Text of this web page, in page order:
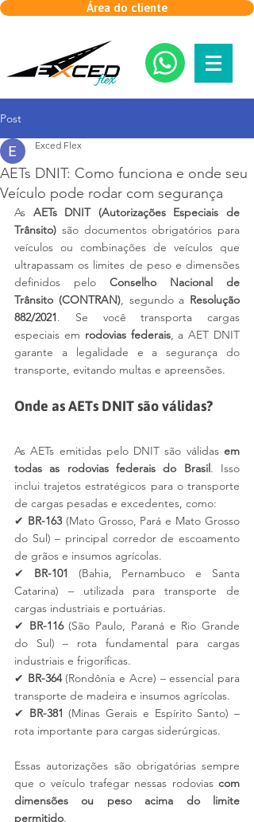
Área do cliente
Post
AETs DNIT: Como funciona e onde seu
Veículo pode rodar com segurança
Exced Flex
As AETs DNIT (Autorizações Especiais de
Trânsito) são documentos obrigatórios para
veículos ou combinações de veículos que
ultrapassam os limites de peso e dimensões
definidos pelo Conselho Nacional de
Trânsito (CONTRAN), segundo a Resolução
882/2021. Se você transporta cargas
especiais em rodovias federais, a AET DNIT
garante a legalidade e a segurança do
transporte, evitando multas e apreensões.
Onde as AETs DNIT são válidas?
As AETs emitidas pelo DNIT são válidas em
todas as rodovias federais do Brasil. Isso
inclui trajetos estratégicos para o transporte
de cargas pesadas e excedentes, como:
✔ BR-163 (Mato Grosso, Pará e Mato Grosso
do Sul) – principal corredor de escoamento
de grãos e insumos agrícolas.
✔ BR-101
(Bahia, Pernambuco e Santa
Catarina) – utilizada para transporte de
cargas industriais e portuárias.
✔ BR-116 (São Paulo, Paraná e Rio Grande
do Sul) – rota fundamental para cargas
industriais e frigoríficas.
✔ BR-364 (Rondônia e Acre) – essencial para
transporte de madeira e insumos agrícolas.
✔ BR-381 (Minas Gerais e Espírito Santo) –
rota importante para cargas siderúrgicas.
Essas autorizações são obrigatórias sempre
que o veículo trafegar nessas rodovias com
dimensões ou peso acima do limite
permitido.